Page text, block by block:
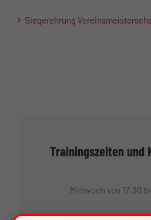
Siegerehrung
Trainingszeiten und
Mittwoch von 17:30